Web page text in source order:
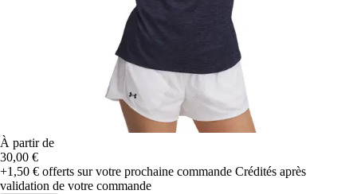
À partir de
30,00 €
+1,50 € offerts sur votre prochaine commande Crédités après
validation de votre commande